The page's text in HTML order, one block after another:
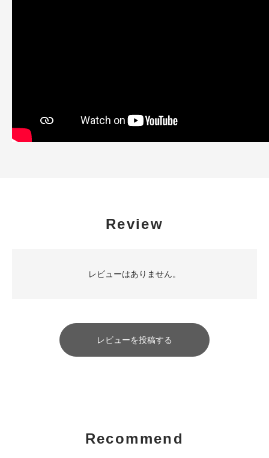
Review
レビューはありません。
レビューを投稿する
Recommend